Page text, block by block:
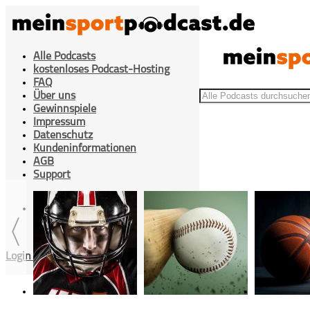
Alle Podcasts
kostenloses Podcast-Hosting
FAQ
Über uns
Gewinnspiele
Impressum
Datenschutz
Kundeninformationen
AGB
Support
Cookies Einstellung
Login / Registrieren
Home >Fußball> #30 Holler die Waldfee